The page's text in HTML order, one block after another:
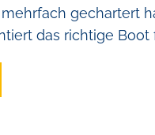
gechartert
das richtige Boot